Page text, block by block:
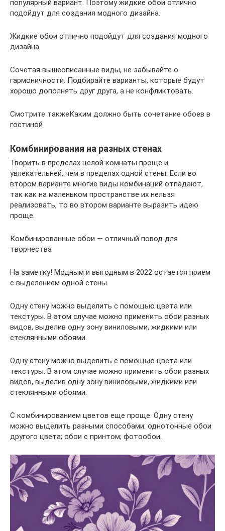
популярный вариант. Поэтому жидкие обои отлично
подойдут для создания модного дизайна.
Жидкие обои отлично подойдут для создания модного
дизайна.
Сочетая вышеописанные виды, не забывайте о
гармоничности. Подбирайте варианты, которые будут
хорошо дополнять друг друга, а не конфликтовать.
Смотрите такжеКаким должно быть сочетание обоев в
гостиной
Комбинирования на разных стенах
Творить в пределах целой комнаты проще и
увлекательней, чем в пределах одной стены. Если во
втором варианте многие виды комбинаций отпадают,
так как на маленьком пространстве их нельзя
реализовать, то во втором варианте выразить идею
проще.
Комбинированные обои — отличный повод для
творчества
На заметку! Модным и выгодным в 2022 остается прием
с выделением одной стены.
Одну стену можно выделить с помощью цвета или
текстуры. В этом случае можно применить обои разных
видов, выделив одну зону виниловыми, жидкими или
стеклянными обоями.
Одну стену можно выделить с помощью цвета или
текстуры. В этом случае можно применить обои разных
видов, выделив одну зону виниловыми, жидкими или
стеклянными обоями.
С комбинированием цветов еще проще. Одну стену
можно выделить разными способами: однотонные обои
другого цвета; обои с принтом; фотообои.